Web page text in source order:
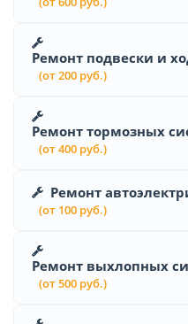
Ремонт подвески и
(от 200 руб.)
Ремонт тормозных
(от 400 руб.)
Ремонт
(от 100 руб.)
Ремонт выхлопных
(от 500 руб.)